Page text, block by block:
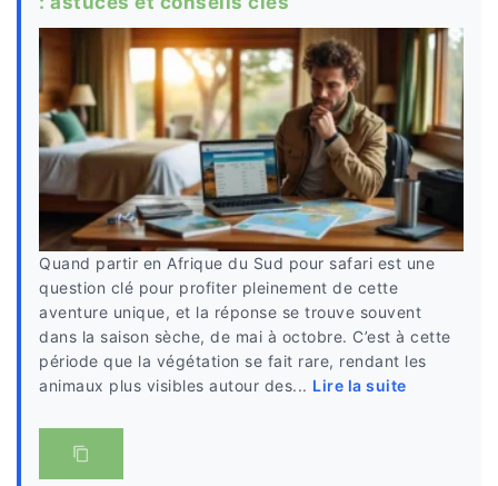
Quand partir en Afrique du Sud pour safari est une
question clé pour profiter pleinement de cette
aventure unique, et la réponse se trouve souvent
dans la saison sèche, de mai à octobre. C’est à cette
période que la végétation se fait rare, rendant les
animaux plus visibles autour des... Lire la suite